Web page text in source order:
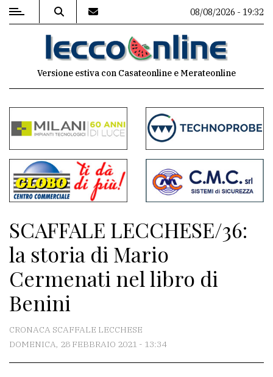
MENU
commenti
Contenuti
del
sito
Meteo
CONTATTI
La
Scrivici
08/08/2026 - 19:32
Versione estiva con Casateonline e Merateonline
SCAFFALE LECCHESE/36:
la storia di Mario
Cermenati nel libro di
Benini
CRONACA SCAFFALE LECCHESE
DOMENICA, 28 FEBBRAIO 2021 - 13:34